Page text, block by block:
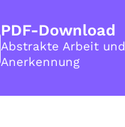
PDF-Download
Abstrakte Arbeit und
Anerkennung